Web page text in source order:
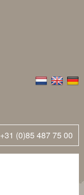
+31 (0)85 487 75 00